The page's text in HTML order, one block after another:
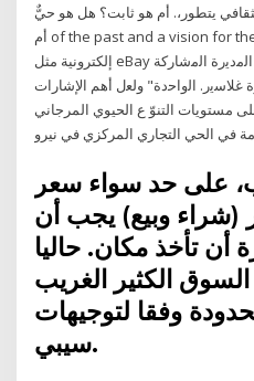
يتطور،. أم هو ثابت؟ هل هو حيٌّ
أم of the past and a vision for the future.” هل تريد إنشاء منصة
إلكترونية مثل eBay لبيع وشر 3 آب (أغسطس) 2018 اﻟﻣدﯾرة اﻟﻣﺷﺎرﮐﺔ
اﻟواﺣدة" وﻟﻌل أھم اﻹﺷﺎرات
قناة موزمبيق الشمالية.5أعلى مستويات التنوّ ع الحيوي المرجاني
في الحي التجاري المركزي في نيرو
على حد سواء سعر
(شراء وبيع) يجب أن
أن تأخذ مكان. حاليا
الكثير الغريب
وفقا لتوجيهات
سيبي.